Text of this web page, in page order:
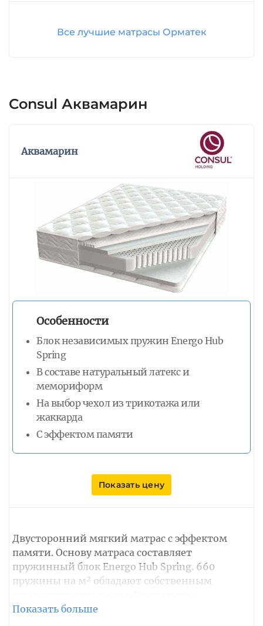
достигать 140 кг.
Все лучшие матрасы Орматек
Consul Аквамарин
Аквамарин
Особенности
Блок независимых пружин Energo Hub
Spring
В составе натуральный латекс и
мемориформ
На выбор чехол из трикотажа или
жаккарда
С эффектом памяти
Показать цену
Двусторонний мягкий матрас с эффектом
памяти. Основу матраса составляет
пружинный блок Energo Hub Spring. 660
пружины на м² обладают собственным
расположение пружин усиливает уровень